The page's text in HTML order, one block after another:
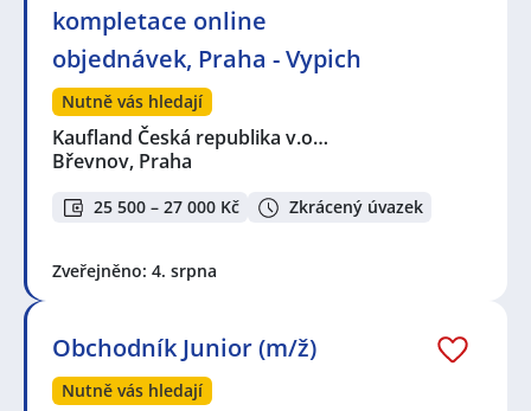
kompletace online
objednávek, Praha - Vypich
Nutně vás hledají
Kaufland Česká republika v.o…
Břevnov, Praha
25 500 – 27 000 Kč Zkrácený úvazek
Zveřejněno: 4. srpna
Obchodník Junior (m/ž)
Nutně vás hledají